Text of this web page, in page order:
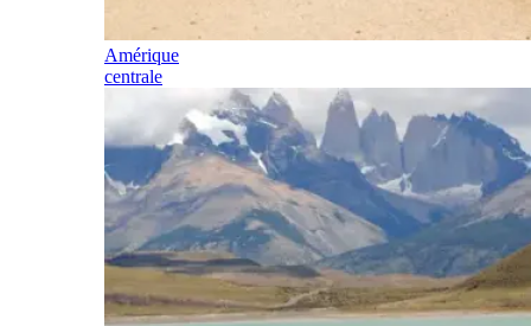
Amérique
centrale